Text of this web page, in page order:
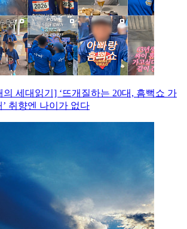
의 세대읽기] ‘뜨개질하는 20대, 흠뻑쇼 가
’ 취향엔 나이가 없다